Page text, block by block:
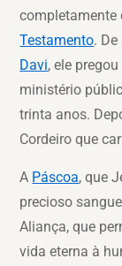
completamente
Testamento.
Davi, ele
ministério
trinta anos.
Cordeiro que
A Páscoa, que
precioso
Aliança, que
vida eterna à